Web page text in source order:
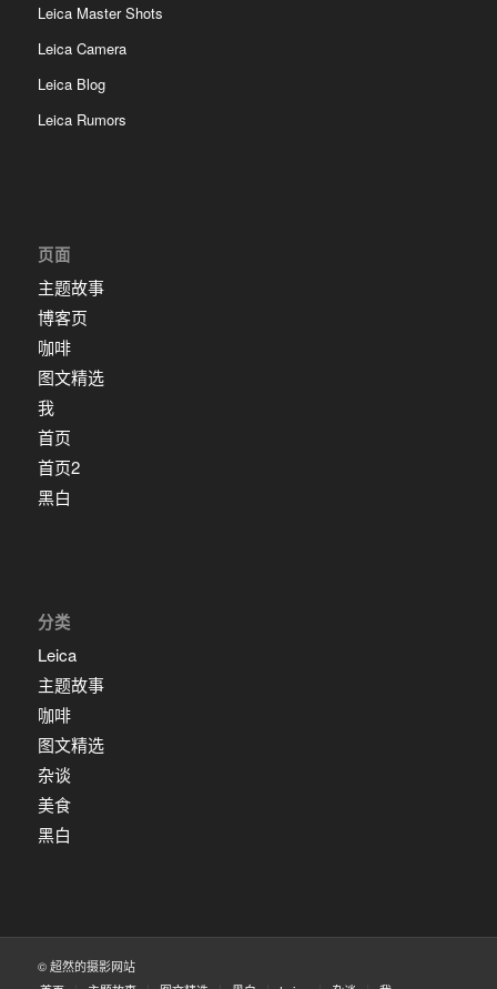
Leica Master Shots
Leica Camera
Leica Blog
Leica Rumors
页面
主题故事
博客页
咖啡
图文精选
我
首页
首页2
黑白
分类
Leica
主题故事
咖啡
图文精选
杂谈
美食
黑白
© 超然的摄影网站